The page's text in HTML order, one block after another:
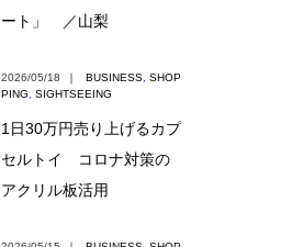
ート」 ／山梨
2026/05/18 ｜ BUSINESS SHOP
PING
SIGHTSEEING
1日30万円売り上げるカプ
セルトイ コロナ対策の
アクリル板活用